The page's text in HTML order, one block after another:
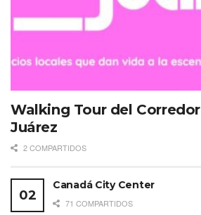
Walking Tour del Corredor
Juárez
2 COMPARTIDOS
Canadá City Center
71 COMPARTIDOS